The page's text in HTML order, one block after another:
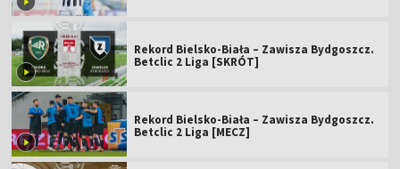
Rekord Bielsko-Biała – Zawisza Bydgoszcz.
Betclic 2 Liga [SKRÓT]
Rekord Bielsko-Biała – Zawisza Bydgoszcz.
Betclic 2 Liga [MECZ]